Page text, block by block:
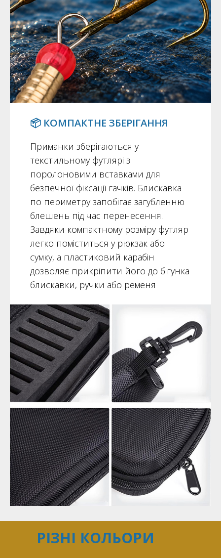
📦 КОМПАКТНЕ ЗБЕРІГАННЯ
Приманки зберігаються у
текстильному футлярі з
поролоновими вставками для
безпечної фіксації гачків. Блискавка
по периметру запобігає загубленню
блешень під час перенесення.
Завдяки компактному розміру футляр
легко поміститься у рюкзак або
сумку, а пластиковий карабін
дозволяє прикріпити його до бігунка
блискавки, ручки або ременя
РІЗНІ КОЛЬОРИ